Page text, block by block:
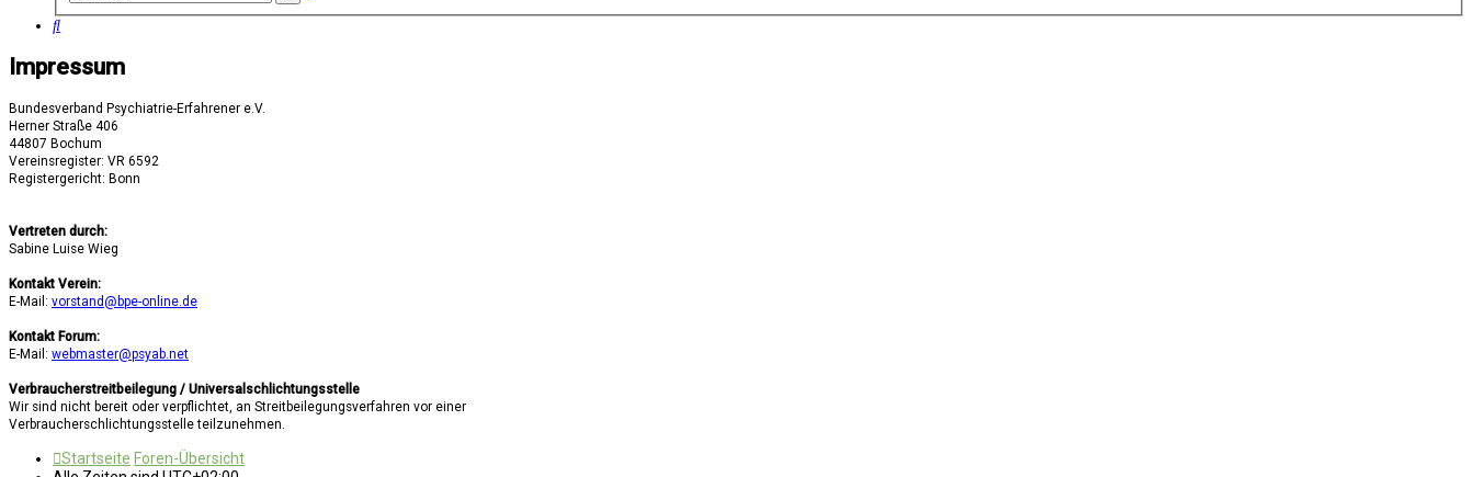
Suche
Impressum
Bundesverband Psychiatrie-Erfahrener e.V.
Herner Straße 406
44807 Bochum
Vereinsregister: VR 6592
Registergericht: Bonn
Vertreten durch:
Sabine Luise Wieg
Kontakt Verein:
E-Mail: vorstand@bpe-online.de
Kontakt Forum:
E-Mail: webmaster@psyab.net
Verbraucherstreitbeilegung / Universalschlichtungsstelle
Wir sind nicht bereit oder verpflichtet, an Streitbeilegungsverfahren vor einer
Verbraucherschlichtungsstelle teilzunehmen.
Startseite Foren-Übersicht